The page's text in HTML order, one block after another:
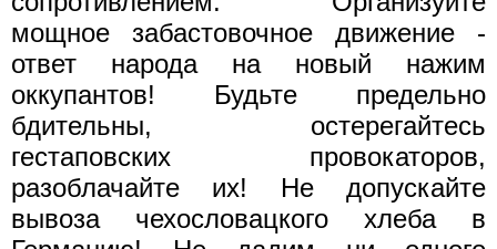
мощное забастовочное движение -
ответ народа на новый нажим
оккупантов! Будьте предельно
бдительны, остерегайтесь
гестаповских провокаторов,
разоблачайте их! Не допускайте
вывоза чехословацкого хлеба в